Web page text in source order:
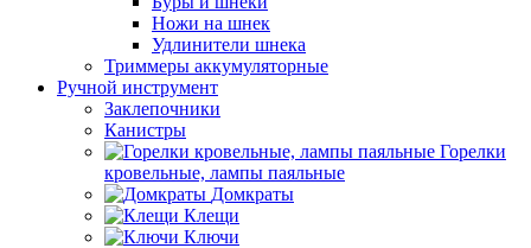
Ножи на шнек
Удлинители шнека
Триммеры аккумуляторные
Ручной инструмент
Заклепочники
Канистры
Горелки
кровельные, лампы паяльные
Домкраты
Клещи
Ключи